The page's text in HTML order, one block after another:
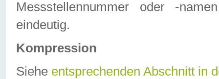
Messstellennummer oder -
eindeutig.
Kompression
Siehe entsprechenden Abschnitt in